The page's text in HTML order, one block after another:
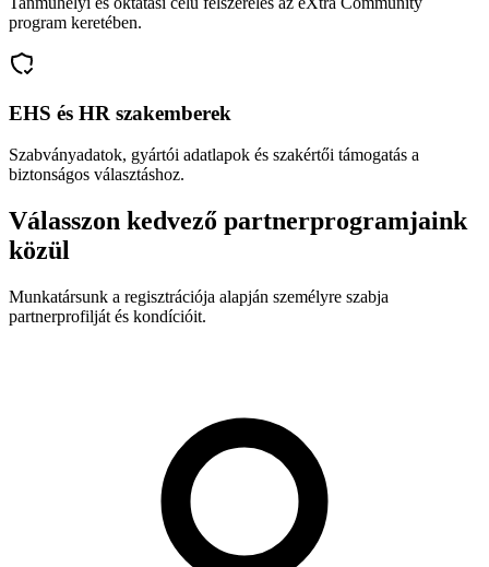
program keretében.
EHS és HR szakemberek
Szabványadatok, gyártói adatlapok és szakértői támogatás a
biztonságos választáshoz.
Válasszon kedvező partnerprogramjaink
közül
Munkatársunk a regisztrációja alapján személyre szabja
partnerprofilját és kondícióit.